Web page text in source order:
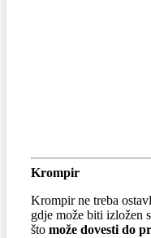
Krompir
Krompir ne treba
gdje može biti izložen
što može dovesti do